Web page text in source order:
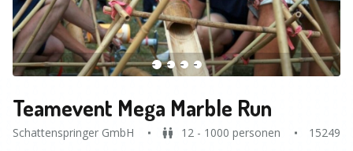
Teamevent Mega Marble Run
Schattenspringer GmbH 12 - 1000 personen 15249